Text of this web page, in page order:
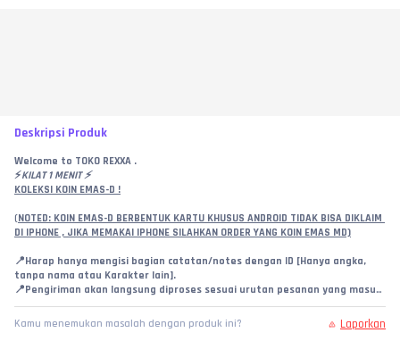
Deskripsi Produk
Welcome to TOKO REXXA .
⚡️KILAT 1 MENIT ⚡️
KOLEKSI KOIN EMAS-D !
(NOTED: KOIN EMAS-D BERBENTUK KARTU KHUSUS ANDROID TIDAK BISA DIKLAIM
DI IPHONE , JIKA MEMAKAI IPHONE SILAHKAN ORDER YANG KOIN EMAS MD)
📍Harap hanya mengisi bagian catatan/notes dengan ID [Hanya angka,
tanpa nama atau Karakter lain].
📍Pengiriman akan langsung diproses sesuai urutan pesanan yang masuk
pada kami.
📍Segala bentuk kesalahan ID adalah tanggung jawab pembeli.
Kami menyimpan bukti pengiriman 30 hari terakhir.
Kamu menemukan masalah dengan produk ini? Laporkan